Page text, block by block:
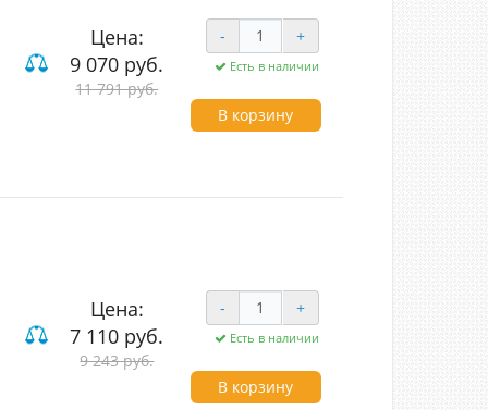
Цена:
9 070 руб.
11 791 руб.
- +
Есть в наличии
В корзину
Цена:
7 110 руб.
9 243 руб.
- +
Есть в наличии
В корзину